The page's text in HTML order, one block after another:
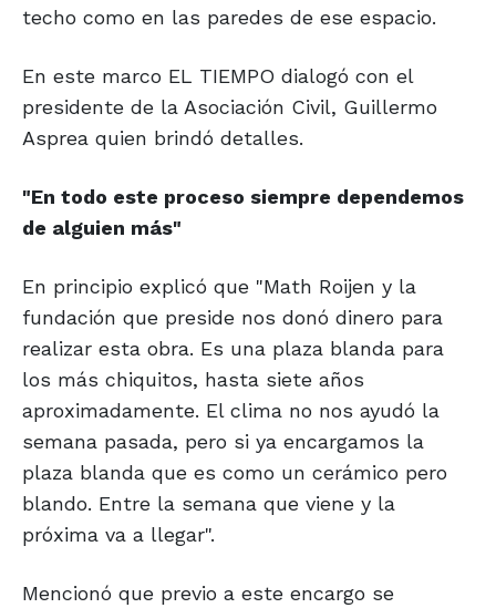
techo como en las paredes de ese espacio.
En este marco EL TIEMPO dialogó con el
presidente de la Asociación Civil, Guillermo
Asprea quien brindó detalles.
"En todo este proceso siempre dependemos
de alguien más"
En principio explicó que "Math Roijen y la
fundación que preside nos donó dinero para
realizar esta obra. Es una plaza blanda para
los más chiquitos, hasta siete años
aproximadamente. El clima no nos ayudó la
semana pasada, pero si ya encargamos la
plaza blanda que es como un cerámico pero
blando. Entre la semana que viene y la
próxima va a llegar".
Mencionó que previo a este encargo se